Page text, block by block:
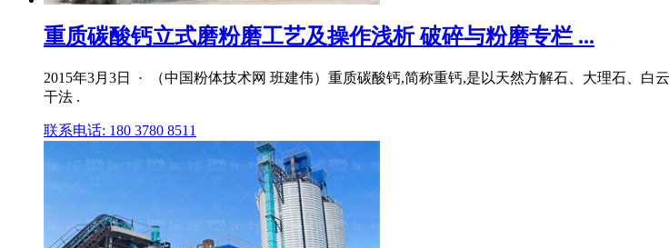
重质碳酸钙立式磨粉磨工艺及操作浅析 破碎与粉磨专栏 ...
2015年3月3日 · （中国粉体技术网 班建伟）重质碳酸钙,简称重钙,是以天然方解石、大理石、
干法 .
联系电话: 180 3780 8511